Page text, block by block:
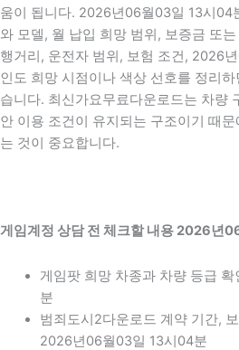
움이 됩니다. 2026년06월03일 13시04
와 모델, 월 납입 희망 범위, 보증금 또
행거리, 운전자 범위, 보험 조건, 2026
인도 희망 시점이나 색상 선호를 정리
습니다. 최신가요무료다운로드는 차량
안 이용 조건이 유지되는 구조이기 때
는 것이 중요합니다.
게임계정 상담 전 체크할 내용 2026년
게임팟 희망 차종과 차량 등급
분
범죄도시2다운로드 계약 기간,
2026년06월03일 13시04분